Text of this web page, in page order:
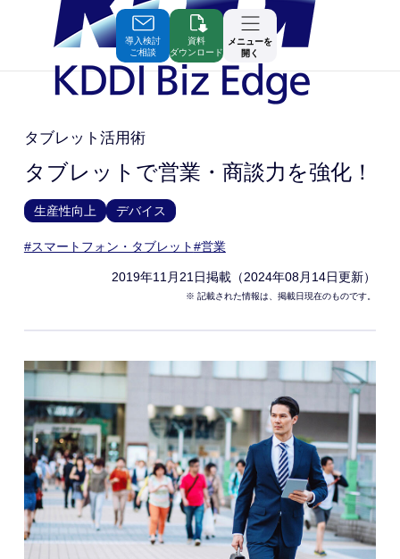
Contents
導入検討
ご相談
資料
ダウンロード
メニューを
開く
タブレット活用術
タブレットで営業・商談力を強化！
生産性向上 デバイス
#スマートフォン・タブレット#営業
2019年11月21日掲載（2024年08月14日更新）
※ 記載された情報は、掲載日現在のものです。